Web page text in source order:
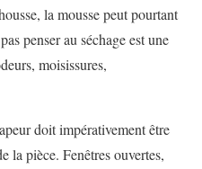
la mousse peut pourtant
penser au séchage est une
moisissures,
doit impérativement être
la pièce. Fenêtres ouvertes,